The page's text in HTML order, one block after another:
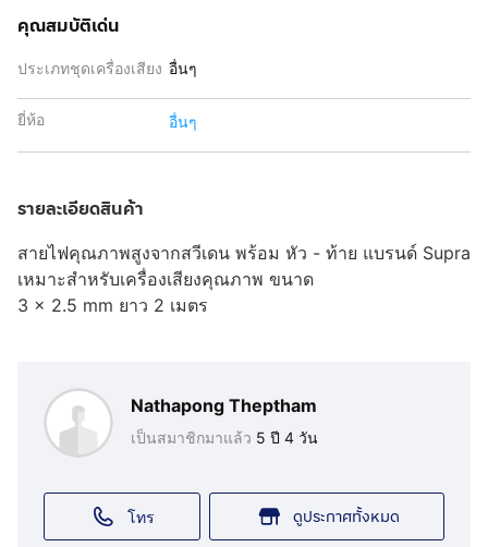
คุณสมบัติเด่น
ประเภทชุดเครื่องเสียง อื่นๆ
ยี่ห้อ อื่นๆ
รายละเอียดสินค้า
สายไฟคุณภาพสูงจากสวีเดน พร้อม หัว - ท้าย แบรนด์ Supra
เหมาะสำหรับเครื่องเสียงคุณภาพ ขนาด
3 x 2.5 mm ยาว 2 เมตร
Nathapong Theptham
เป็นสมาชิกมาแล้ว 5 ปี 4 วัน
โทร ดูประกาศทั้งหมด